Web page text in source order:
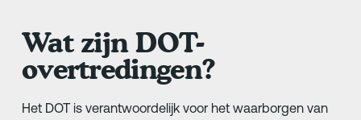
Wat zijn DOT-
overtredingen?
Het DOT is verantwoordelijk voor het waarborgen van